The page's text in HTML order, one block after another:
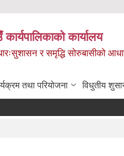
कार्यालय
र समृद्धि सोरुबासीको
तथा परियोजना विधुतीय